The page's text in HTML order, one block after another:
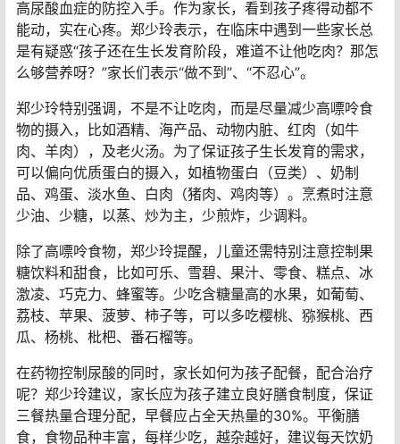
如果直接血缘关系亲人中有痛风患者，那么孩子得痛风的
概率（注意了，是概率，概率，概率）会高一些，起病的
年龄也会早一些，那么家长更应该注意孩子的生活方式，
痛风的罪魁祸首就是高尿酸血症，想要预防痛风，还得从
高尿酸血症的防控入手。作为家长，看到孩子疼得动都不
能动，实在心疼。郑少玲表示，在临床中遇到一些家长总
是有疑惑“孩子还在生长发育阶段，难道不让他吃肉？那怎
么够营养呀？”家长们表示“做不到”、“不忍心”。
郑少玲特别强调，不是不让吃肉，而是尽量减少高嘌呤食
物的摄入，比如酒精、海产品、动物内脏、红肉（如牛
肉、羊肉），及老火汤。为了保证孩子生长发育的需求，
可以偏向优质蛋白的摄入，如植物蛋白（豆类）、奶制
品、鸡蛋、淡水鱼、白肉（猪肉、鸡肉等）。烹煮时注意
除了高嘌呤食物，郑少玲提醒，儿童还需特别注意控制果
糖饮料和甜食，比如可乐、雪碧、果汁、零食、糕点、冰
激凌、巧克力、蜂蜜等。少吃含糖量高的水果，如葡萄、